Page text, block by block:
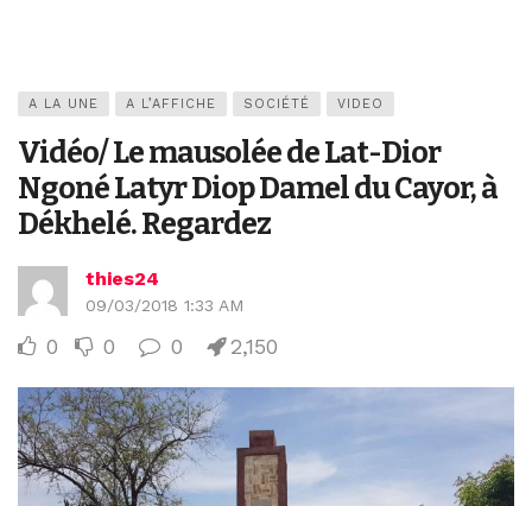
A LA UNE A L’AFFICHE SOCIÉTÉ VIDEO
Vidéo/ Le mausolée de Lat-Dior
Ngoné Latyr Diop Damel du Cayor, à
Dékhelé. Regardez
thies24
09/03/2018 1:33 AM
0 0 0 2,150